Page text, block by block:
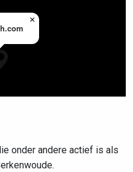
×
|©OpenStreetMapcontributors
onder andere actief is als